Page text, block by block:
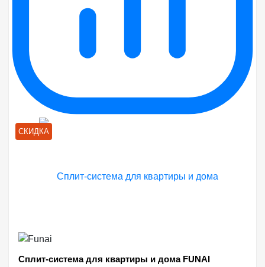
СКИДКА
Сплит-система для квартиры и дома FUNAI